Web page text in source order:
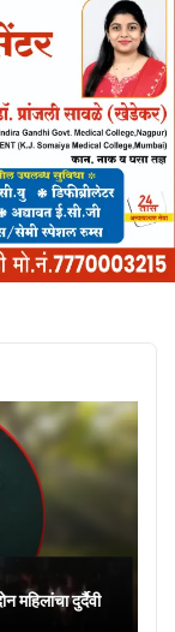
महिलांचा दुर्दैवी